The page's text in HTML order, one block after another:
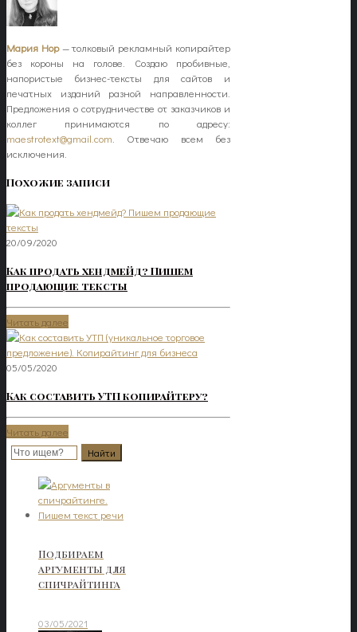
Мария Нор— толковый рекламный копирайтер
без короны на голове. Создаю пробивные,
напористые бизнес-тексты для сайтов и
печатных изданий разной направленности.
Предложения о сотрудничестве от заказчиков и
коллег принимаются по адресу:
maestrotext@gmail.com . Отвечаю всем без
исключения.
Похожие записи
20/09/2020
Как продать хендмейд? Пишем
продающие тексты
Читать далее
05/05/2020
Как составить УТП копирайтеру?
Читать далее
Подбираем
аргументы для
спичрайтинга
03/05/2021